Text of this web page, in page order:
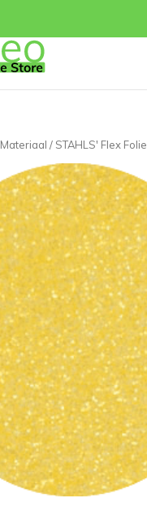
Materiaal / STAHLS' Flex Folie